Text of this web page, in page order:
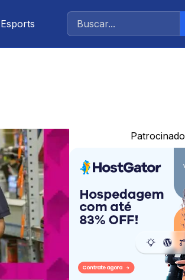
Esports
Patrocinado